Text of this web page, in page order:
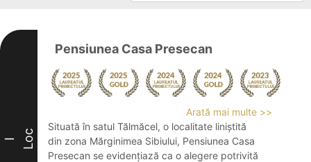
I Loc
Pensiunea Casa Presecan
Arată mai multe >>
Situată în satul Tălmăcel, o localitate liniștită
din zona Mărginimea Sibiului, Pensiunea Casa
Presecan se evidențiază ca o alegere potrivită